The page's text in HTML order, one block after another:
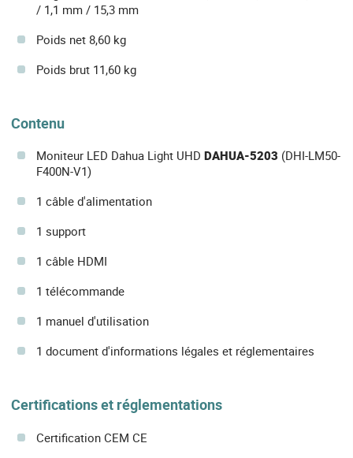
/ 1,1 mm / 15,3 mm
Poids net 8,60 kg
Poids brut 11,60 kg
Contenu
Moniteur LED Dahua Light UHD DAHUA-5203 (DHI-LM50-
F400N-V1)
1 câble d'alimentation
1 support
1 câble HDMI
1 télécommande
1 manuel d'utilisation
1 document d'informations légales et réglementaires
Certifications et réglementations
Certification CEM CE